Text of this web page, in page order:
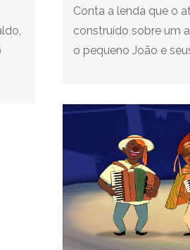
Conta a lenda que o
construído sobre um
o pequeno João e